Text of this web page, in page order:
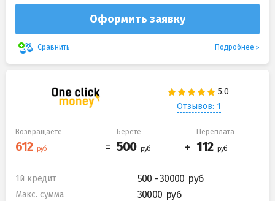
Оформить заявку
Сравнить Подробнее
Отзывов: 1
Возвращаете Берете Переплата
1й кредит 500 - 30000
Макс. сумма 30000